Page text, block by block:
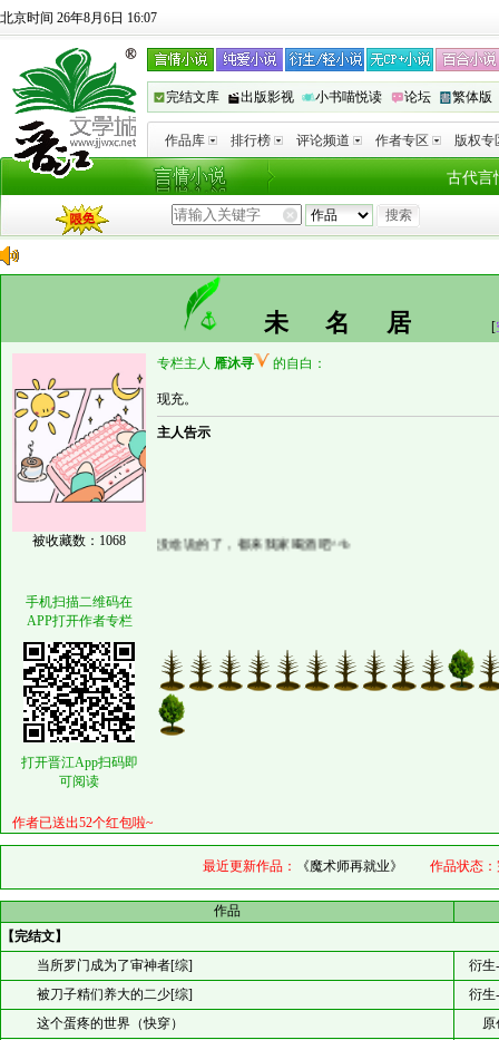
北京时间 26年8月6日 16:07
完结文库 出版影视 小书喵悦读 论坛 繁体版
作品库 排行榜 评论频道 作者专区 版权专
古代言
未名居 [
被收藏数：1068
专栏主人 雁沐寻 的自白：
现充。
主人告示
没啥说的了，都来我家喝酒吧^^b
手机扫描二维码在
APP打开作者专栏
打开晋江App扫码即
可阅读
作者已送出52个红包啦~
最近更新作品： 《魔术师再就业》 作品状态：
作品
【完结文】
当所罗门成为了审神者[综]
衍生
被刀子精们养大的二少[综]
衍生
这个蛋疼的世界（快穿）
原